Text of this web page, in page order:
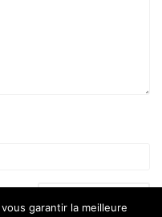
garantir la meilleure